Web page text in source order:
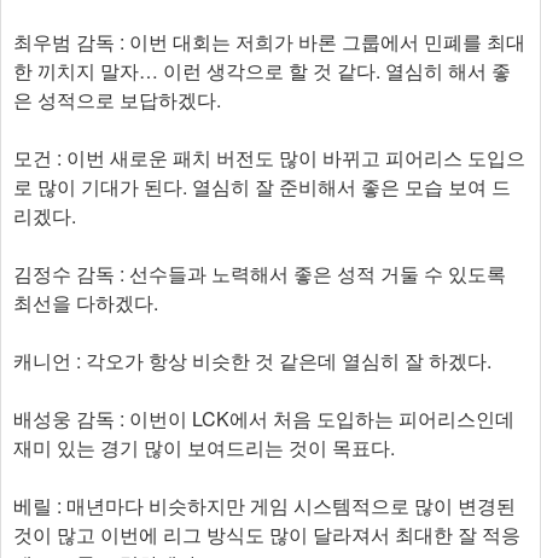
최우범 감독 : 이번 대회는 저희가 바론 그룹에서 민폐를 최대
한 끼치지 말자… 이런 생각으로 할 것 같다. 열심히 해서 좋
은 성적으로 보답하겠다.
모건 : 이번 새로운 패치 버전도 많이 바뀌고 피어리스 도입으
로 많이 기대가 된다. 열심히 잘 준비해서 좋은 모습 보여 드
리겠다.
김정수 감독 : 선수들과 노력해서 좋은 성적 거둘 수 있도록
최선을 다하겠다.
캐니언 : 각오가 항상 비슷한 것 같은데 열심히 잘 하겠다.
배성웅 감독 : 이번이 LCK에서 처음 도입하는 피어리스인데
재미 있는 경기 많이 보여드리는 것이 목표다.
베릴 : 매년마다 비슷하지만 게임 시스템적으로 많이 변경된
것이 많고 이번에 리그 방식도 많이 달라져서 최대한 잘 적응